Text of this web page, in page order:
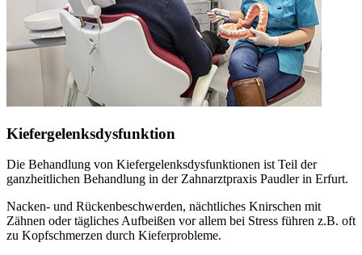
Kiefergelenksdysfunktion
Die Behandlung von Kiefergelenksdysfunktionen ist Teil der
ganzheitlichen Behandlung in der Zahnarztpraxis Paudler in Erfurt.
Nacken- und Rückenbeschwerden, nächtliches Knirschen mit
Zähnen oder tägliches Aufbeißen vor allem bei Stress führen z.B. oft
zu Kopfschmerzen durch Kieferprobleme.